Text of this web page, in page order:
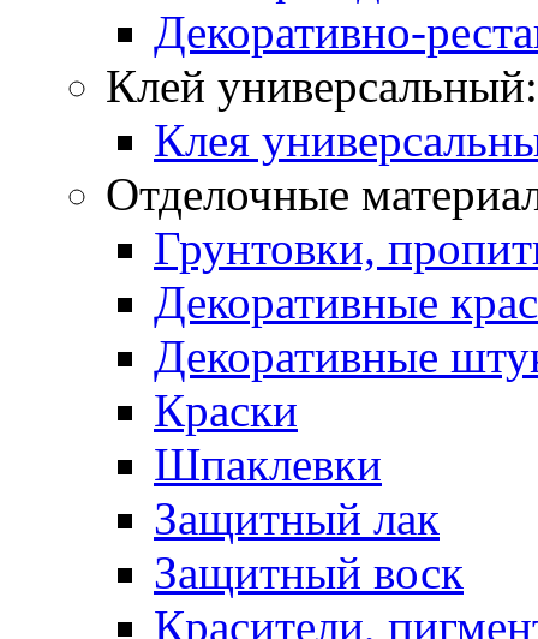
Декоративно-
Клей универсальный:
Клея
Отделочные
Грунтовки,
Декоративные
Декоративные
Краски
Шпаклевки
Защитный лак
Защитный воск
Красители,